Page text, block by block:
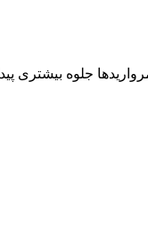
جلوه بیشتری